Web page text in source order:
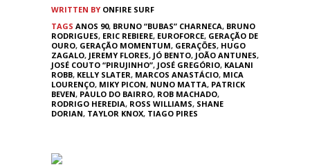
WRITTEN BY ONFIRE SURF
TAGS ANOS 90, BRUNO “BUBAS” CHARNECA, BRUNO
RODRIGUES, ERIC REBIERE, EUROFORCE, GERAÇÃO DE
OURO, GERAÇÃO MOMENTUM, GERAÇÕES, HUGO
ZAGALO, JEREMY FLORES, JÓ BENTO, JOÃO ANTUNES,
JOSÉ COUTO “PIRUJINHO”, JOSÉ GREGÓRIO, KALANI
ROBB, KELLY SLATER, MARCOS ANASTÁCIO, MICA
LOURENÇO, MIKY PICON, NUNO MATTA, PATRICK
BEVEN, PAULO DO BAIRRO, ROB MACHADO,
RODRIGO HEREDIA, ROSS WILLIAMS, SHANE
DORIAN, TAYLOR KNOX, TIAGO PIRES